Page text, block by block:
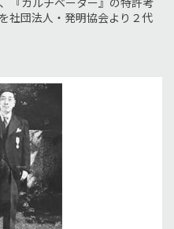
社団法人・発明協会より２代